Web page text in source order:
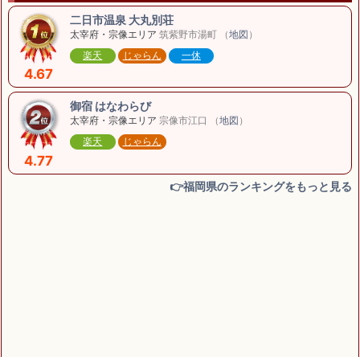
4.67
二日市温泉 大丸別荘
太宰府・宗像エリア筑紫野市湯町 （地図 ）
楽天
じゃらん 一休
4.77
御宿 はなわらび
太宰府・宗像エリア 宗像市江口 （地図 ）
楽天
じゃらん
👉福岡県のランキングをもっと見る